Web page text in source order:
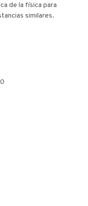
de la física para
similares.